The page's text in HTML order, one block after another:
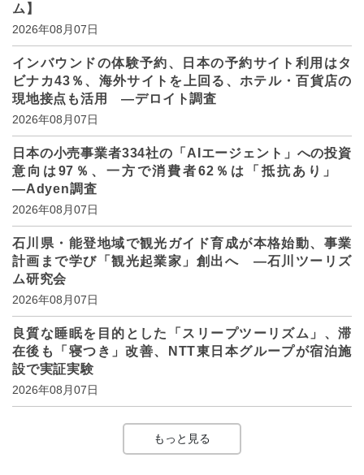
ム】
2026年08月07日
インバウンドの体験予約、日本の予約サイト利用はタ
ビナカ43％、海外サイトを上回る、ホテル・百貨店の
現地接点も活用 ―デロイト調査
2026年08月07日
日本の小売事業者334社の「AIエージェント」への投資
意向は97％、一方で消費者62％は「抵抗あり」
―Adyen調査
2026年08月07日
石川県・能登地域で観光ガイド育成が本格始動、事業
計画まで学び「観光起業家」創出へ ―石川ツーリズ
ム研究会
2026年08月07日
良質な睡眠を目的とした「スリープツーリズム」、滞
在後も「寝つき」改善、NTT東日本グループが宿泊施
設で実証実験
2026年08月07日
もっと見る